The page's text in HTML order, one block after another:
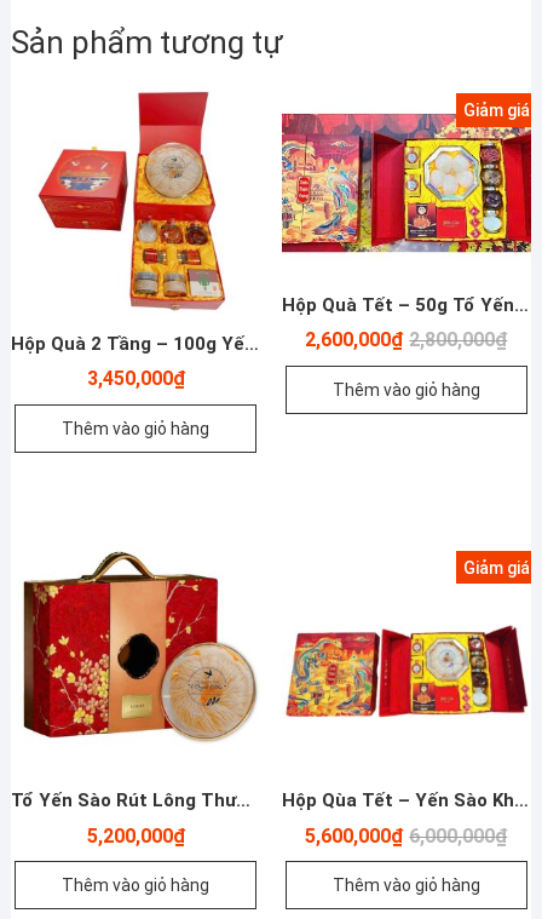
Sản phẩm tương tự
Hộp Quà 2 Tầng – 100g Yến Sào Khánh Hòa Tinh Chế, Nước Yến Chưng Thượng Phẩm, Đông Trùng Hạ Thảo, Mứt Tết Và Trà
3,450,000₫
Thêm vào giỏ hàng
Giảm giá!
Hộp Quà Tết – 50g Tổ Yến Sào Khánh Hòa Rút Lông Thượng Hạng – Yến Chưng 100% – Đông Trùng Hạ Thảo Và Các Loại Hạt
2,800,000₫Giá
2,600,000₫
Giá
Thêm vào giỏ hàng
Tổ Yến Sào Rút Lông Thượng Hạng – 100g
5,200,000₫
Thêm vào giỏ hàng
Giảm giá!
Hộp Qùa Tết – Yến Sào Khánh Hòa Rút Lông Thượng Hạng Đặc Biệt – 100g
6,000,000₫Giá
5,600,000₫
Giá
Thêm vào giỏ hàng